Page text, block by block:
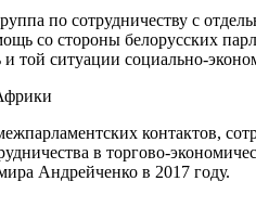
по сотрудничеству с
со стороны белорусских
той ситуации социально-
контактов,
в торгово-
Андрейченко в 2017 году.